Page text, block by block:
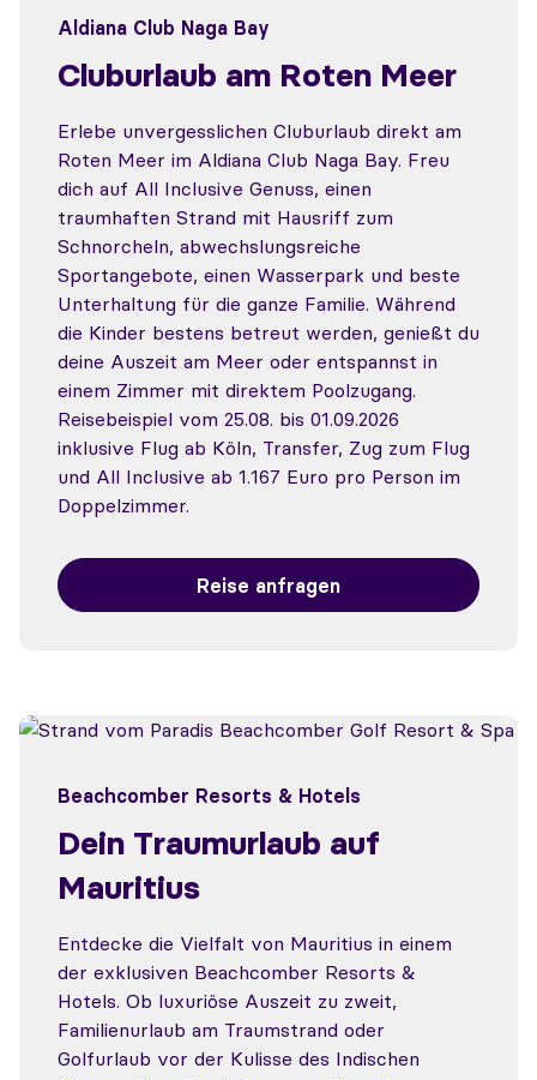
Aldiana Club Naga Bay
Cluburlaub am Roten Meer
Erlebe unvergesslichen Cluburlaub direkt am
Roten Meer im Aldiana Club Naga Bay. Freu
dich auf All Inclusive Genuss, einen
traumhaften Strand mit Hausriff zum
Schnorcheln, abwechslungsreiche
Sportangebote, einen Wasserpark und beste
Unterhaltung für die ganze Familie. Während
die Kinder bestens betreut werden, genießt du
deine Auszeit am Meer oder entspannst in
einem Zimmer mit direktem Poolzugang.
Reisebeispiel vom 25.08. bis 01.09.2026
inklusive Flug ab Köln, Transfer, Zug zum Flug
und All Inclusive ab 1.167 Euro pro Person im
Doppelzimmer.
Reise anfragen
Beachcomber Resorts & Hotels
Dein Traumurlaub auf
Mauritius
Entdecke die Vielfalt von Mauritius in einem
der exklusiven Beachcomber Resorts &
Hotels. Ob luxuriöse Auszeit zu zweit,
Familienurlaub am Traumstrand oder
Golfurlaub vor der Kulisse des Indischen